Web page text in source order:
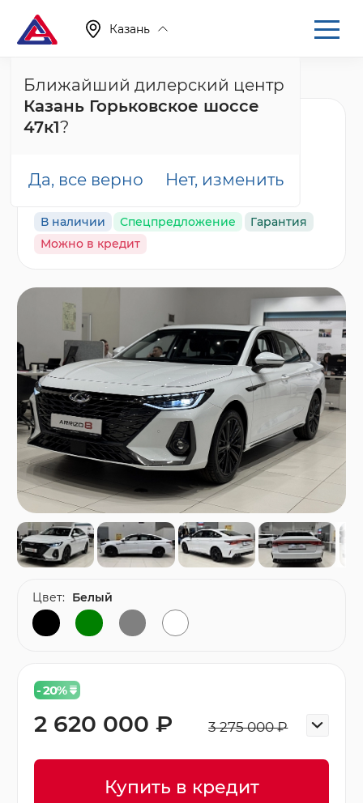
Казань
Ближайший дилерский центр
Казань Горьковское шоссе
47к1?
Да, все верно Нет, изменить
Главная Каталог Новые автомобили Arrizo 8
Chery Arrizo 8 Ультра
белый
В наличии Спецпредложение
Гарантия
Можно в кредит
- 20%
3 275 000 ₽
2 620 000 ₽
Купить в кредит
Цвет: Белый